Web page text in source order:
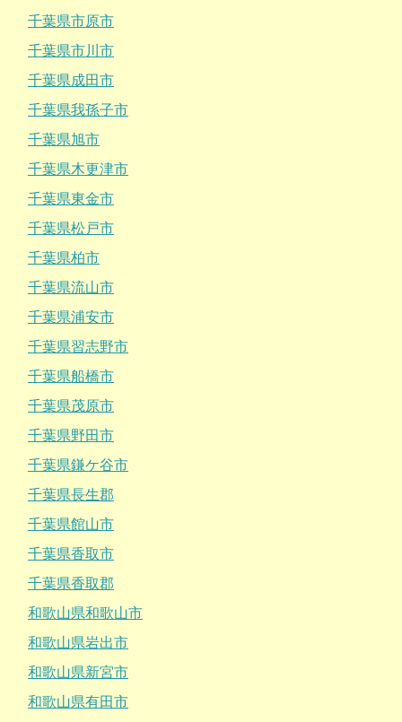
千葉県市原市
千葉県市川市
千葉県成田市
千葉県我孫子市
千葉県旭市
千葉県木更津市
千葉県東金市
千葉県松戸市
千葉県柏市
千葉県流山市
千葉県浦安市
千葉県習志野市
千葉県船橋市
千葉県茂原市
千葉県野田市
千葉県鎌ケ谷市
千葉県長生郡
千葉県館山市
千葉県香取市
千葉県香取郡
和歌山県和歌山市
和歌山県岩出市
和歌山県新宮市
和歌山県有田市